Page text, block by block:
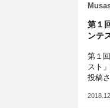
第１
ンテ
第１
スト
投稿